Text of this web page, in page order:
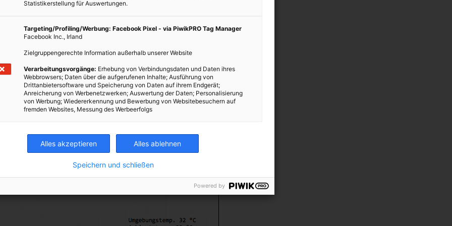
die Besucherinnen und Besucher dann in der kühlen
Verschattungssystem, Ventilatoren und zusätzlicher
Sinnerlebnis.
besucht werden, denn durch die ganz eigene Hülle wirkt der
untertags die Sonnenstrahlung auf der Hülle reflektiert
durchsichtig und die Blätter zum Greifen nahe.
Statistikerstellung für Auswertungen.
Targeting/Profiling/Werbung: Facebook Pixel - via PiwikPRO Tag Manager
Facebook Inc., Irland
Zielgruppengerechte Information außerhalb unserer Website
Verarbeitungsvorgänge: Erhebung von Verbindungsdaten und Daten ihres
Webbrowsers; Daten über die aufgerufenen Inhalte; Ausführung von
Drittanbietersoftware und Speicherung von Daten auf ihrem Endgerät;
Anreicherung von Werbenetzwerken; Auswertung der Daten; Personalisierung
von Werbung; Wiedererkennung und Bewerbung von Websitebesuchern auf
fremden Websites, Messung des Werbeerfolgs
Alles akzeptieren Alles ablehnen
Speichern und schließen
Powered by